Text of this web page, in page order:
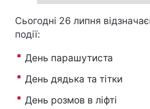
Сьогодні 26 липня
події:
День парашутиста
День дядька та тітки
День розмов в ліфті